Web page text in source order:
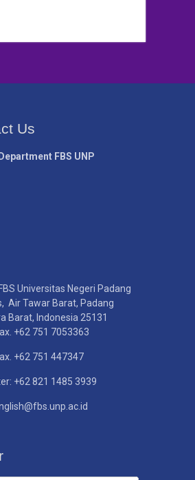
Us
FBS UNP
Universitas Negeri Padang
Air Tawar Barat, Padang
Barat, Indonesia 25131
+62 751 7053363
+62 751 447347
+62 821 1485 3939